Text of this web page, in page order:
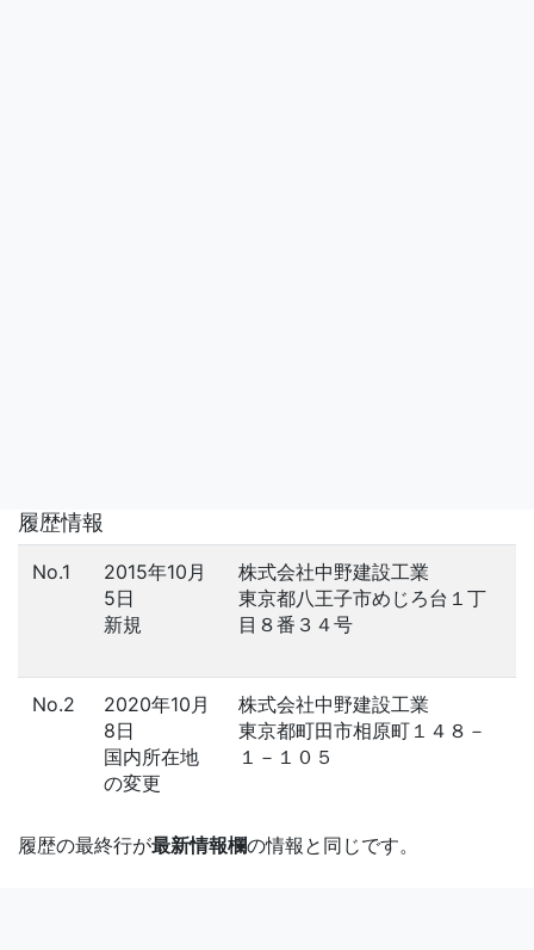
履歴情報
No.1
2015年10月
5日
新規
株式会社中野建設工業
東京都八王子市めじろ台１丁
目８番３４号
No.2
2020年10月
8日
国内所在地
の変更
株式会社中野建設工業
東京都町田市相原町１４８－
１－１０５
履歴の最終行が最新情報欄の情報と同じです。